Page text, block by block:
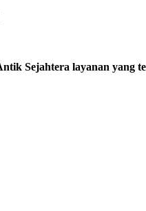
Sejahtera layanan yang